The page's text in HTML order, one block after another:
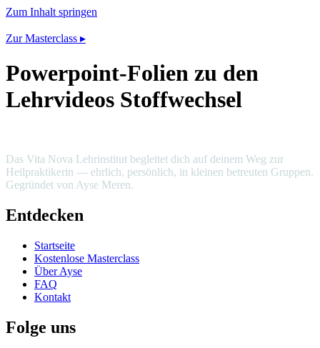
Zum Inhalt springen
Zur Masterclass ▸
Powerpoint-Folien zu den
Lehrvideos Stoffwechsel
Das Vita Nova Lehrinstitut begleitet dich auf deinem Weg zur
Heilpraktikerin — ehrlich, persönlich, in kleinen betreuten Gruppen.
Gegründet von Ayse Meren.
Entdecken
Startseite
Kostenlose Masterclass
Über Ayse
FAQ
Kontakt
Folge uns